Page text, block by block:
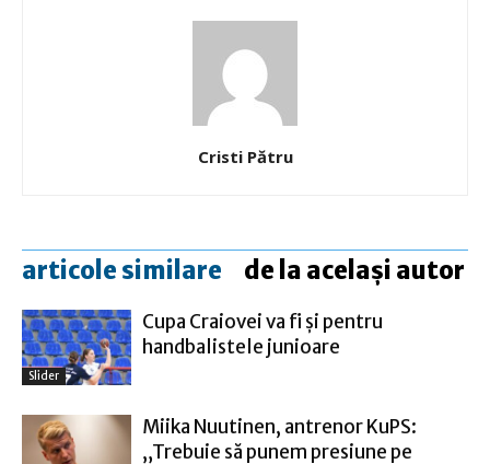
Cristi Pătru
articole similare de la același autor
Slider
Cupa Craiovei va fi şi pentru
handbalistele junioare
Miika Nuutinen, antrenor KuPS:
„Trebuie să punem presiune pe